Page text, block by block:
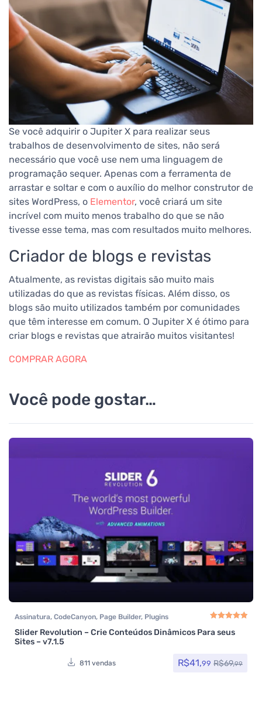
Se você adquirir o Jupiter X para realizar seus
trabalhos de desenvolvimento de sites, não será
necessário que você use nem uma linguagem de
programação sequer. Apenas com a ferramenta de
arrastar e soltar e com o auxílio do melhor construtor de
sites WordPress, o Elementor, você criará um site
incrível com muito menos trabalho do que se não
tivesse esse tema, mas com resultados muito melhores.
Criador de blogs e revistas
Atualmente, as revistas digitais são muito mais
utilizadas do que as revistas físicas. Além disso, os
blogs são muito utilizados também por comunidades
que têm interesse em comum. O Jupiter X é ótimo para
criar blogs e revistas que atrairão muitos visitantes!
COMPRAR AGORA
Você pode gostar…
Assinatura, CodeCanyon, Page Builder, Plugins
Avaliação
Slider Revolution – Crie Conteúdos Dinâmicos Para seus
Sites – v7.1.5
811 vendas R$41,99 R$69,99